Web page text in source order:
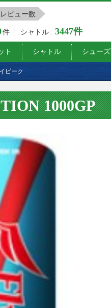
ビュー数
件 シャトル :3447件
ト シャトル シューズ
ピーク
1000GP